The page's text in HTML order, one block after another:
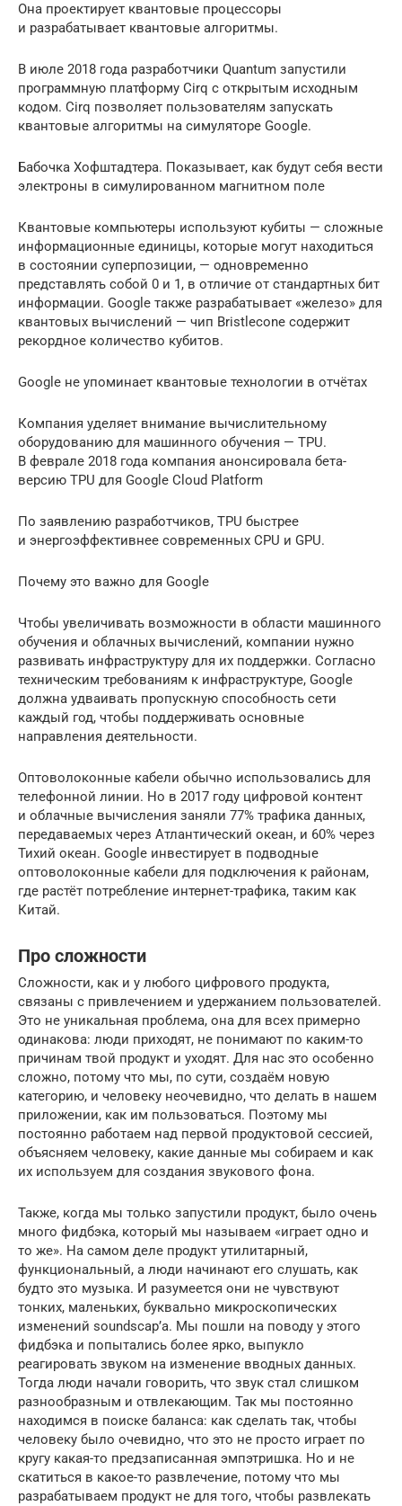
Она проектирует квантовые процессоры
и разрабатывает квантовые алгоритмы.
В июле 2018 года разработчики Quantum запустили
программную платформу Cirq с открытым исходным
кодом. Cirq позволяет пользователям запускать
квантовые алгоритмы на симуляторе Google.
Бабочка Хофштадтера. Показывает, как будут себя вести
электроны в симулированном магнитном поле
Квантовые компьютеры используют кубиты — сложные
информационные единицы, которые могут находиться
в состоянии суперпозиции, — одновременно
представлять собой 0 и 1, в отличие от стандартных бит
информации. Google также разрабатывает «железо» для
квантовых вычислений — чип Bristlecone содержит
рекордное количество кубитов.
Google не упоминает квантовые технологии в отчётах
Компания уделяет внимание вычислительному
оборудованию для машинного обучения — TPU.
В феврале 2018 года компания анонсировала бета-
версию TPU для Google Cloud Platform
По заявлению разработчиков, TPU быстрее
и энергоэффективнее современных CPU и GPU.
Почему это важно для Google
Чтобы увеличивать возможности в области машинного
обучения и облачных вычислений, компании нужно
развивать инфраструктуру для их поддержки. Согласно
техническим требованиям к инфраструктуре, Google
должна удваивать пропускную способность сети
каждый год, чтобы поддерживать основные
направления деятельности.
Оптоволоконные кабели обычно использовались для
телефонной линии. Но в 2017 году цифровой контент
и облачные вычисления заняли 77% трафика данных,
передаваемых через Атлантический океан, и 60% через
Тихий океан. Google инвестирует в подводные
оптоволоконные кабели для подключения к районам,
где растёт потребление интернет-трафика, таким как
Китай.
Про сложности
Сложности, как и у любого цифрового продукта,
связаны с привлечением и удержанием пользователей.
Это не уникальная проблема, она для всех примерно
одинакова: люди приходят, не понимают по каким-то
причинам твой продукт и уходят. Для нас это особенно
сложно, потому что мы, по сути, создаём новую
категорию, и человеку неочевидно, что делать в нашем
приложении, как им пользоваться. Поэтому мы
постоянно работаем над первой продуктовой сессией,
объясняем человеку, какие данные мы собираем и как
их используем для создания звукового фона.
Также, когда мы только запустили продукт, было очень
много фидбэка, который мы называем «играет одно и
то же». На самом деле продукт утилитарный,
функциональный, а люди начинают его слушать, как
будто это музыка. И разумеется они не чувствуют
тонких, маленьких, буквально микроскопических
изменений soundscap’а. Мы пошли на поводу у этого
фидбэка и попытались более ярко, выпукло
реагировать звуком на изменение вводных данных.
Тогда люди начали говорить, что звук стал слишком
разнообразным и отвлекающим. Так мы постоянно
находимся в поиске баланса: как сделать так, чтобы
человеку было очевидно, что это не просто играет по
кругу какая-то предзаписанная эмпэтришка. Но и не
скатиться в какое-то развлечение, потому что мы
разрабатываем продукт не для того, чтобы развлекать